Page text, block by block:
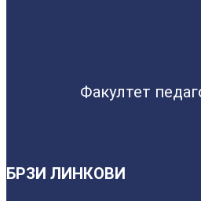
Факултет
БРЗИ ЛИНКОВИ